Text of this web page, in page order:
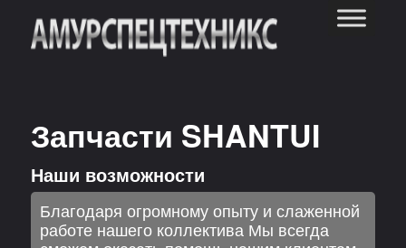
Запчасти SHANTUI
Наши возможности
Благодаря огромному опыту и слаженной
работе нашего коллектива Мы всегда